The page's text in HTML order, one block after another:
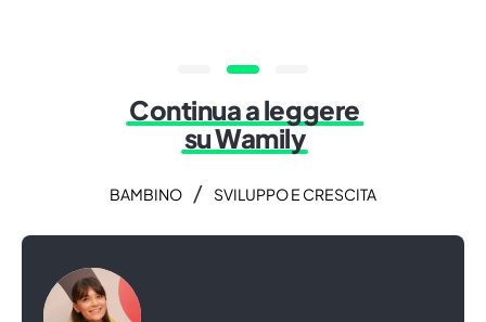
Continua a leggere
su Wamily
BAMBINO / SVILUPPO E CRESCITA